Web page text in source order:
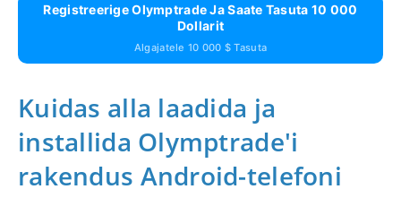
Registreerige Olymptrade Ja Saate Tasuta 10 000
Dollarit
Algajatele 10 000 $ Tasuta
Kuidas alla laadida ja
installida Olymptrade'i
rakendus Android-telefoni